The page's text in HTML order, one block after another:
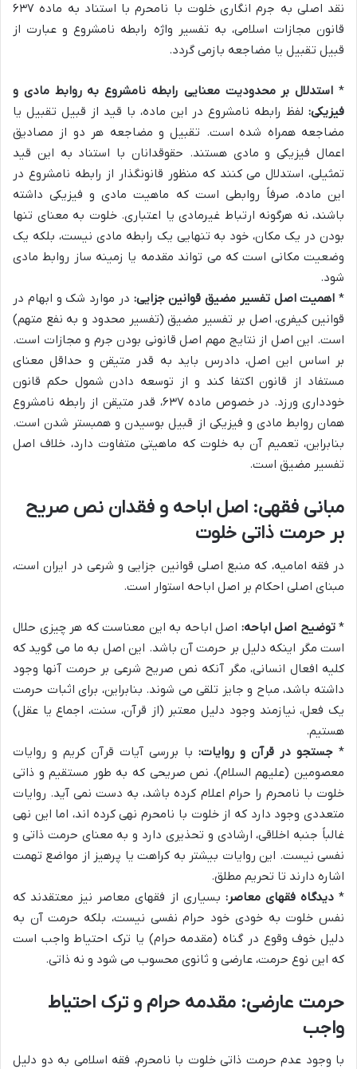
نقد اصلی به جرم انگاری خلوت با نامحرم با استناد به ماده ۶۳۷
قانون مجازات اسلامی، به تفسیر واژه رابطه نامشروع و عبارت از
قبیل تقبیل یا مضاجعه بازمی گردد.
* استدلال بر محدودیت معنایی رابطه نامشروع به روابط مادی و
فیزیکی: لفظ رابطه نامشروع در این ماده، با قید از قبیل تقبیل یا
مضاجعه همراه شده است. تقبیل و مضاجعه هر دو از مصادیق
اعمال فیزیکی و مادی هستند. حقوقدانان با استناد به این قید
تمثیلی، استدلال می کنند که منظور قانونگذار از رابطه نامشروع در
این ماده، صرفاً روابطی است که ماهیت مادی و فیزیکی داشته
باشند، نه هرگونه ارتباط غیرمادی یا اعتباری. خلوت به معنای تنها
بودن در یک مکان، خود به تنهایی یک رابطه مادی نیست، بلکه یک
وضعیت مکانی است که می تواند مقدمه یا زمینه ساز روابط مادی
شود.
* اهمیت اصل تفسیر مضیق قوانین جزایی: در موارد شک و ابهام در
قوانین کیفری، اصل بر تفسیر مضیق (تفسیر محدود و به نفع متهم)
است. این اصل از نتایج مهم اصل قانونی بودن جرم و مجازات است.
بر اساس این اصل، دادرس باید به قدر متیقن و حداقل معنای
مستفاد از قانون اکتفا کند و از توسعه دادن شمول حکم قانون
خودداری ورزد. در خصوص ماده ۶۳۷، قدر متیقن از رابطه نامشروع
همان روابط مادی و فیزیکی از قبیل بوسیدن و همبستر شدن است.
بنابراین، تعمیم آن به خلوت که ماهیتی متفاوت دارد، خلاف اصل
تفسیر مضیق است.
مبانی فقهی: اصل اباحه و فقدان نص صریح
بر حرمت ذاتی خلوت
در فقه امامیه، که منبع اصلی قوانین جزایی و شرعی در ایران است،
مبنای اصلی احکام بر اصل اباحه استوار است.
*توضیح اصل اباحه: اصل اباحه به این معناست که هر چیزی حلال
است مگر اینکه دلیل بر حرمت آن باشد. این اصل به ما می گوید که
کلیه افعال انسانی، مگر آنکه نص صریح شرعی بر حرمت آنها وجود
داشته باشد، مباح و جایز تلقی می شوند. بنابراین، برای اثبات حرمت
یک فعل، نیازمند وجود دلیل معتبر (از قرآن، سنت، اجماع یا عقل)
هستیم.
* جستجو در قرآن و روایات: با بررسی آیات قرآن کریم و روایات
معصومین (علیهم السلام)، نص صریحی که به طور مستقیم و ذاتی
خلوت با نامحرم را حرام اعلام کرده باشد، به دست نمی آید. روایات
متعددی وجود دارد که از خلوت با نامحرم نهی کرده اند، اما این نهی
غالباً جنبه اخلاقی، ارشادی و تحذیری دارد و به معنای حرمت ذاتی و
نفسی نیست. این روایات بیشتر به کراهت یا پرهیز از مواضع تهمت
اشاره دارند تا تحریم مطلق.
*دیدگاه فقهای معاصر: بسیاری از فقهای معاصر نیز معتقدند که
نفس خلوت به خودی خود حرام نفسی نیست، بلکه حرمت آن به
دلیل خوف وقوع در گناه (مقدمه حرام) یا ترک احتیاط واجب است
که این نوع حرمت، عارضی و ثانوی محسوب می شود و نه ذاتی.
حرمت عارضی: مقدمه حرام و ترک احتیاط
واجب
با وجود عدم حرمت ذاتی خلوت با نامحرم، فقه اسلامی به دو دلیل